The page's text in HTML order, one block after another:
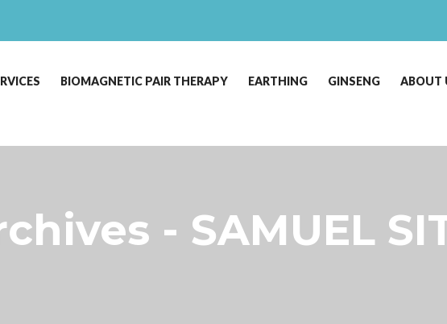
BIOMAGNETIC PAIR THERAPY EARTHING GINSENG ABOUT
- SAMUEL